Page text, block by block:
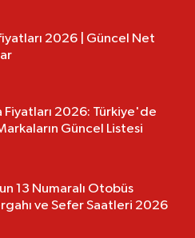
2026 | Güncel Net
Fiyatları 2026: Türkiye'de
Güncel Listesi
13 Numaralı Otobüs
ve Sefer Saatleri 2026